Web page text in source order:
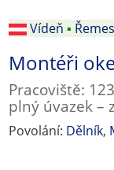
Vídeň ▪
Montéři
Pracoviště:
plný úvazek –
Povolání: Dělník,